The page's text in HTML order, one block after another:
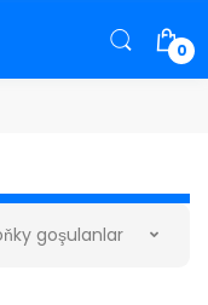
0
goşulanlar